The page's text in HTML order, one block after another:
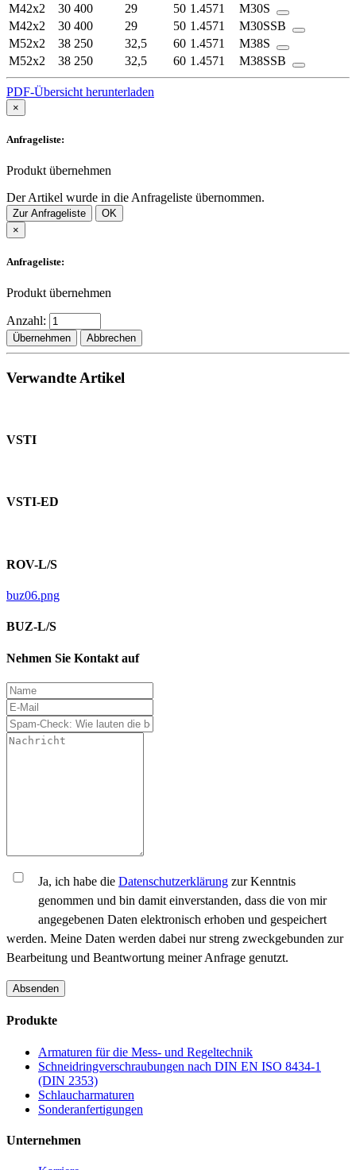
M42x2
30 400 29 50 1.4571
M30S
M42x2
30 400 29 50 1.4571
M30SSB
M52x2
38 250 32,5 60 1.4571
M38S
M52x2
38 250 32,5 60 1.4571 M38SSB
PDF-Übersicht herunterladen
×
Anfrageliste:
Produkt übernehmen
Der Artikel wurde in die Anfrageliste übernommen.
Zur Anfrageliste
OK
×
Anfrageliste:
Produkt übernehmen
Anzahl:
Übernehmen Abbrechen
Verwandte Artikel
VSTI
VSTI-ED
ROV-L/S
buz06.png
BUZ-L/S
Nehmen Sie Kontakt auf
Ja, ich habe die Datenschutzerklärung zur Kenntnis
genommen und bin damit einverstanden, dass die von mir
angegebenen Daten elektronisch erhoben und gespeichert
werden. Meine Daten werden dabei nur streng zweckgebunden zur
Bearbeitung und Beantwortung meiner Anfrage genutzt.
Absenden
Produkte
Armaturen für die Mess- und Regeltechnik
Schneidringverschraubungen nach DIN EN ISO 8434-1
(DIN 2353)
Schlaucharmaturen
Sonderanfertigungen
Unternehmen